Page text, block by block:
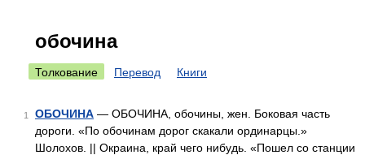
обочина
Толкование Перевод Книги
1 ОБОЧИНА — ОБОЧИНА, обочины, жен. Боковая часть
дороги. «По обочинам дорог скакали ординарцы.»
Шолохов. || Окраина, край чего нибудь. «Пошел со станции